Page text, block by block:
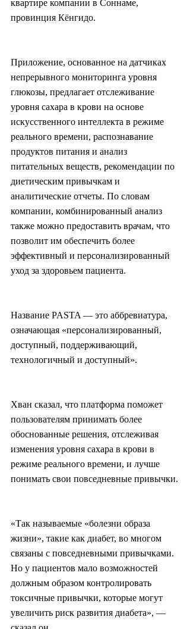
квартире компании в Соннаме,
провинция Кёнгидо.
Приложение, основанное на датчиках
непрерывного мониторинга уровня
глюкозы, предлагает отслеживание
уровня сахара в крови на основе
искусственного интеллекта в режиме
реального времени, распознавание
продуктов питания и анализ
питательных веществ, рекомендации по
диетическим привычкам и
аналитические отчеты. По словам
компании, комбинированный анализ
также можно предоставить врачам, что
позволит им обеспечить более
эффективный и персонализированный
уход за здоровьем пациента.
Название PASTA — это аббревиатура,
означающая «персонализированный,
доступный, поддерживающий,
технологичный и доступный».
Хван сказал, что платформа поможет
пользователям принимать более
обоснованные решения, отслеживая
изменения уровня сахара в крови в
режиме реального времени, и лучше
понимать свои повседневные привычки.
«Так называемые «болезни образа
жизни», такие как диабет, во многом
связаны с повседневными привычками.
Но у пациентов мало возможностей
должным образом контролировать
токсичные привычки, которые могут
увеличить риск развития диабета», —